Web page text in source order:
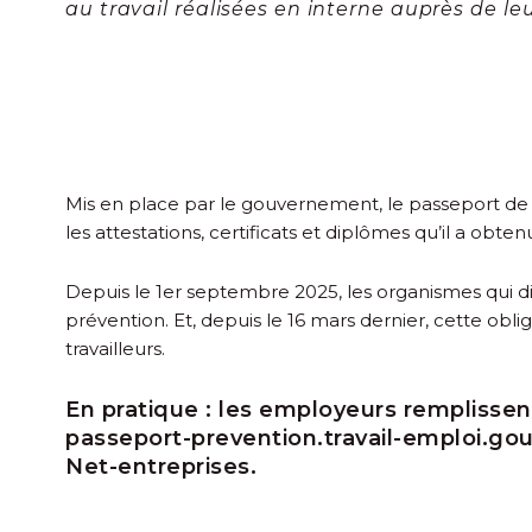
au travail réalisées en interne auprès de
Mis en place par le gouvernement, le passeport
les attestations, certificats et diplômes qu’il a
Depuis le 1er septembre 2025, les organismes qui
prévention. Et, depuis le 16 mars dernier, cette
travailleurs.
En pratique : les employeurs
passeport-prevention.travail-
Net-entreprises.